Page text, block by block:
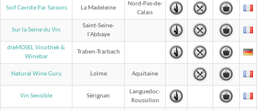
Soif Caviste Par Saisons La Madeleine
Nord-Pas-de-
Calais
Sur la Seine du Vin
Saint-Seine-
l'Abbaye
dieMOSEL Vinothek &
Winebar
Traben-Trarbach
Natural Wine Guru Lolme Aquitaine
Vin Sensible Sérignan
Languedoc-
Roussillon